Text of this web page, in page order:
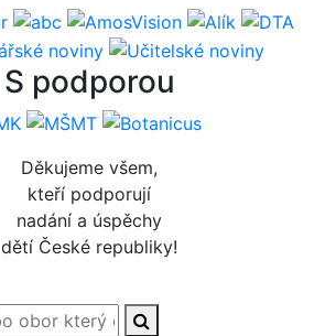
S podporou
Děkujeme všem,
kteří podporují
nadání a úspěchy
dětí České republiky!